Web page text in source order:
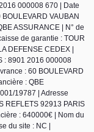
000008 670 | Date
VAUBAN
ASSURANCE | N° de
de garantie : TOUR
DEFENSE CEDEX |
: 8901 2016 000008
: 60 BOULEVARD
: QBE
19787 | Adresse
REFLETS 92913 PARIS
: 640000€ | Nom du
du site : NC |